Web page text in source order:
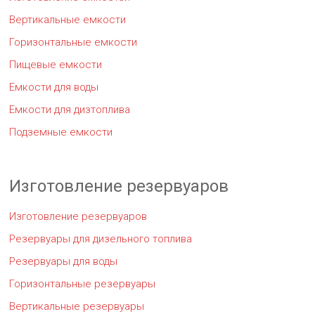
Вертикальные емкости
Горизонтальные емкости
Пищевые емкости
Емкости для воды
Емкости для дизтоплива
Подземные емкости
Изготовление резервуаров
Изготовление резервуаров
Резервуары для дизельного топлива
Резервуары для воды
Горизонтальные резервуары
Вертикальные резервуары